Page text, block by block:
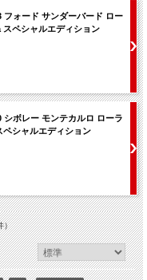
フォード サンダーバード ロー
ペシャルエディション
シボレー モンテカルロ ローラ
シャルエディション
）